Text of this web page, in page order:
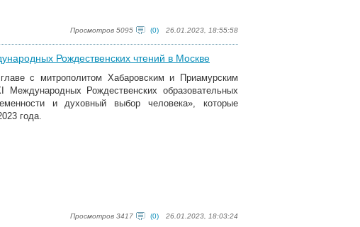
Просмотров 5095 (0) 26.01.2023, 18:55:58
Рождественских чтений в Москве
с митрополитом Хабаровским и Приамурским
Рождественских образовательных
и духовный выбор человека», которые
года.
Просмотров 3417 (0) 26.01.2023, 18:03:24